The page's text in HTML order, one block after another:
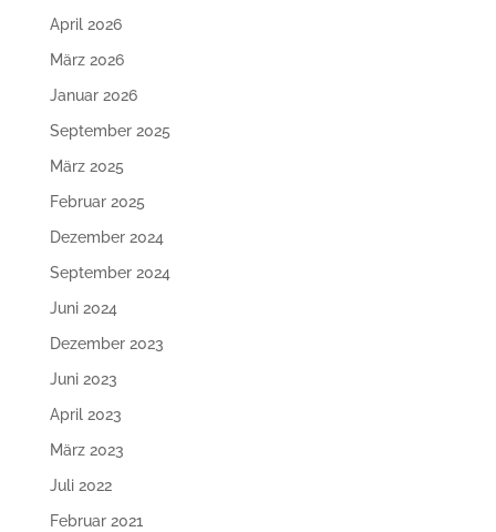
April 2026
März 2026
Januar 2026
September 2025
März 2025
Februar 2025
Dezember 2024
September 2024
Juni 2024
Dezember 2023
Juni 2023
April 2023
März 2023
Juli 2022
Februar 2021